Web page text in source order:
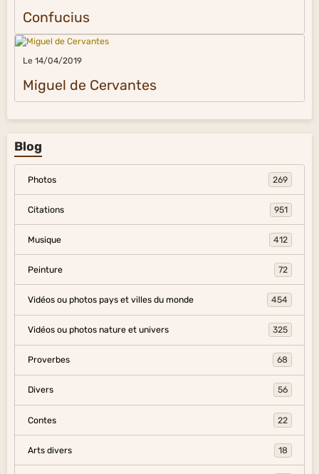
Confucius
Le 14/04/2019
Miguel de Cervantes
Blog
Photos 269
Citations 951
Musique 412
Peinture 72
Vidéos ou photos pays et villes du monde 454
Vidéos ou photos nature et univers 325
Proverbes 68
Divers 56
Contes 22
Arts divers 18